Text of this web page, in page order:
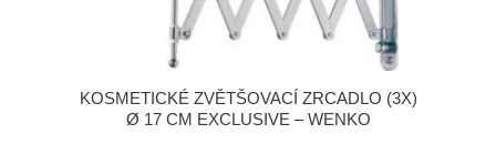
KOSMETICKÉ ZVĚTŠOVACÍ ZRCADLO (3X)
Ø 17 CM EXCLUSIVE – WENKO